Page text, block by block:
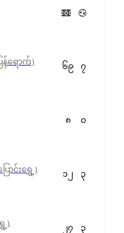
န်ရောက်)
၆၉ ၇
၈ ၀
ာင်းရွှေ့)
၁၂ ၃
)
၂၇ ၃